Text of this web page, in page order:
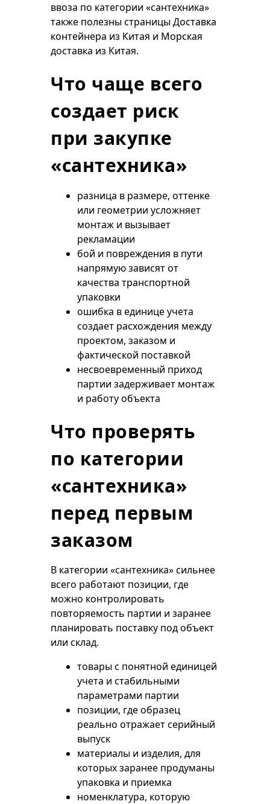
ввоза по категории «сантехника»
также полезны страницыДоставка
контейнера из Китая и Морская
доставка из Китая.
Что чаще всего
создает риск
при закупке
«сантехника»
разница в размере, оттенке
или геометрии усложняет
монтаж и вызывает
рекламации
бой и повреждения в пути
напрямую зависят от
качества транспортной
упаковки
ошибка в единице учета
создает расхождения между
проектом, заказом и
фактической поставкой
несвоевременный приход
партии задерживает монтаж
и работу объекта
Что проверять
по категории
«сантехника»
перед первым
заказом
В категории «сантехника» сильнее
всего работают позиции, где
можно контролировать
повторяемость партии и заранее
планировать поставку под объект
или склад.
товары с понятной единицей
учета и стабильными
параметрами партии
позиции, где образец
реально отражает серийный
выпуск
материалы и изделия, для
которых заранее продуманы
упаковка и приемка
номенклатура, которую